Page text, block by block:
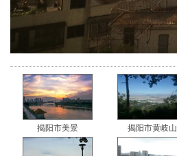
揭阳市美景 揭阳市黄岐山